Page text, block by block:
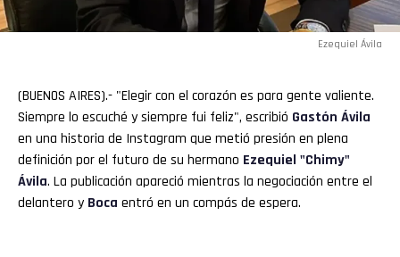
Ezequiel Ávila
(BUENOS AIRES).- "Elegir con el corazón es para gente valiente.
Siempre lo escuché y siempre fui feliz", escribió Gastón Ávila
en una historia de Instagram que metió presión en plena
definición por el futuro de su hermano Ezequiel "Chimy"
Ávila. La publicación apareció mientras la negociación entre el
delantero y Boca entró en un compás de espera.